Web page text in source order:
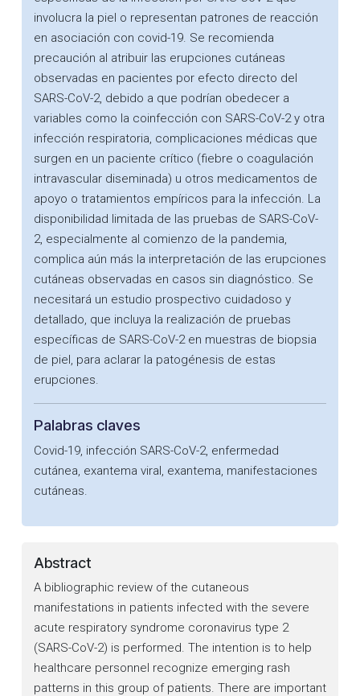
involucra la piel o representan patrones de reacción
en asociación con covid-19. Se recomienda
precaución al atribuir las erupciones cutáneas
observadas en pacientes por efecto directo del
SARS-CoV-2, debido a que podrían obedecer a
variables como la coinfección con SARS-CoV-2 y otra
infección respiratoria, complicaciones médicas que
surgen en un paciente crítico (fiebre o coagulación
intravascular diseminada) u otros medicamentos de
apoyo o tratamientos empíricos para la infección. La
disponibilidad limitada de las pruebas de SARS-CoV-
2, especialmente al comienzo de la pandemia,
complica aún más la interpretación de las erupciones
cutáneas observadas en casos sin diagnóstico. Se
necesitará un estudio prospectivo cuidadoso y
detallado, que incluya la realización de pruebas
específicas de SARS-CoV-2 en muestras de biopsia
de piel, para aclarar la patogénesis de estas
erupciones.
Palabras claves
Covid-19, infección SARS-CoV-2, enfermedad
cutánea, exantema viral, exantema, manifestaciones
cutáneas.
Abstract
A bibliographic review of the cutaneous
manifestations in patients infected with the severe
acute respiratory syndrome coronavirus type 2
(SARS-CoV-2) is performed. The intention is to help
healthcare personnel recognize emerging rash
patterns in this group of patients. There are important